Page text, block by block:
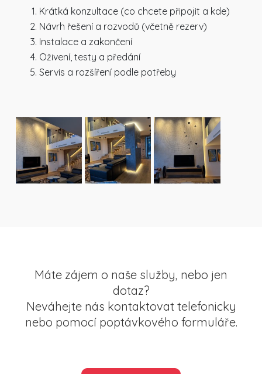
Krátká konzultace (co chcete připojit a kde)
Návrh řešení a rozvodů (včetně rezerv)
Instalace a zakončení
Oživení, testy a předání
Servis a rozšíření podle potřeby
Máte zájem o naše služby, nebo jen
dotaz?
Neváhejte nás kontaktovat telefonicky
nebo pomocí poptávkového formuláře.